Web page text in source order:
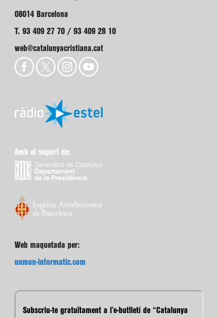
08014 Barcelona
T. 93 409 27 70 / 93 409 28 10
web@catalunyacristiana.cat
Amb el suport de:
Web maquetada per:
unmon-informatic.com
Subscriu-te gratuïtament a l’e-butlletí de “Catalunya